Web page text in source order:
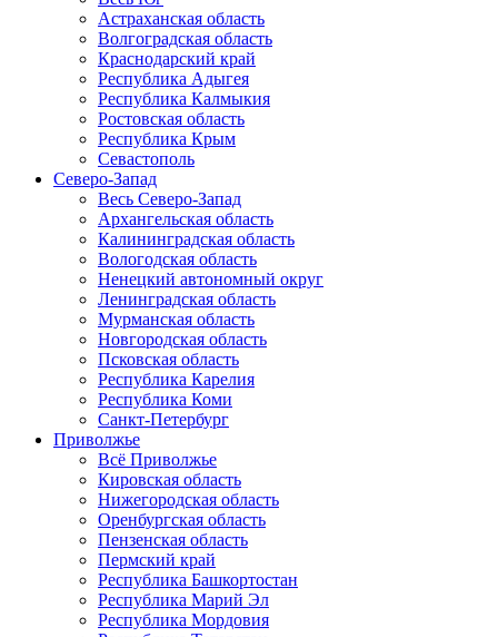
Астраханская область
Волгоградская область
Краснодарский край
Республика Адыгея
Республика Калмыкия
Ростовская область
Республика Крым
Севастополь
Северо-Запад
Весь Северо-Запад
Архангельская область
Калининградская область
Вологодская область
Ненецкий автономный округ
Ленинградская область
Мурманская область
Новгородская область
Псковская область
Республика Карелия
Республика Коми
Санкт-Петербург
Приволжье
Всё Приволжье
Кировская область
Нижегородская область
Оренбургская область
Пензенская область
Пермский край
Республика Башкортостан
Республика Марий Эл
Республика Мордовия